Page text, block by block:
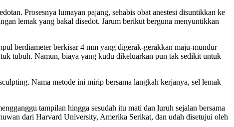
Prosesnya lumayan pajang, sehabis obat anestesi disuntikkan ke
lemak yang bakal disedot. Jarum berikut berguna menyuntikkan
berdiameter berkisar 4 mm yang digerak-gerakkan maju-mundur
tubuh. Namun, biaya yang kudu dikeluarkan pun tak sedikit untuk
Nama metode ini mirip bersama langkah kerjanya, sel lemak
tampilan hingga sesudah itu mati dan luruh sejalan bersama
dari Harvard University, Amerika Serikat, dan udah disetujui oleh